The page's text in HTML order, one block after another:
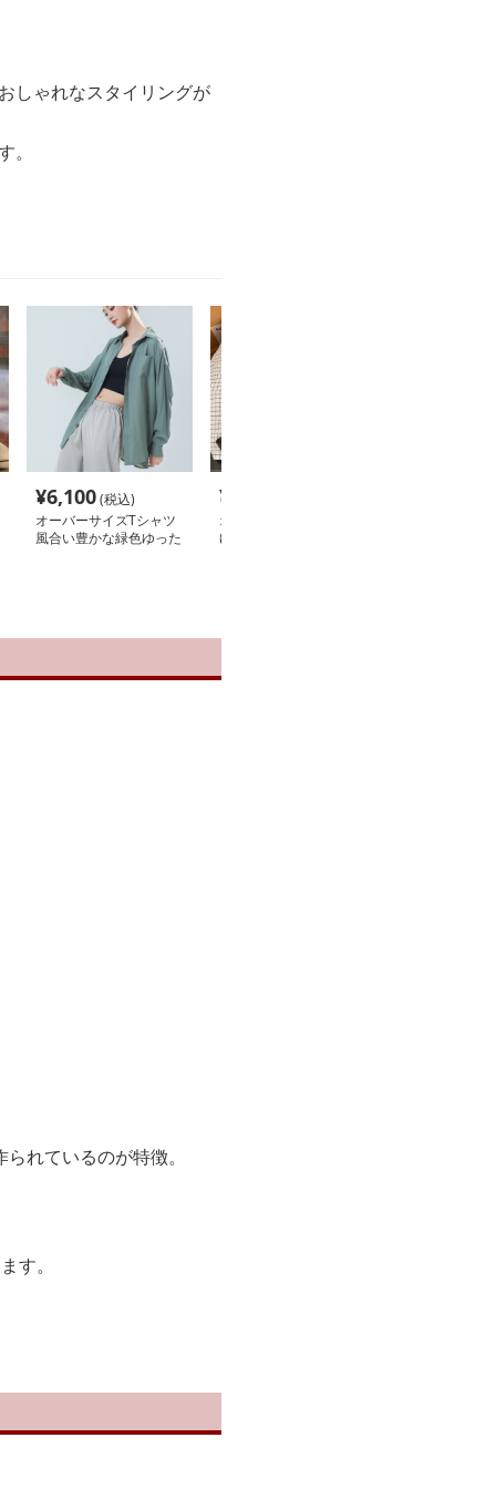
しゃれなスタイリングが
¥6,100(税込)
オーバーサイズTシャツ
風合い豊かな緑色ゆった
¥
オーバーサイズTシャツ
ゆったりシルエット長袖
れているのが特徴。
す。